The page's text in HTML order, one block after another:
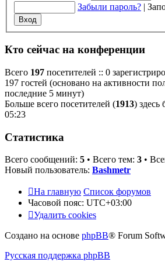
Забыли пароль? |
Кто сейчас на конференции
Всего 197 посетителей :: 0
197 гостей (основано на активности
последние 5 минут)
Больше всего посетителей (1913) здесь
05:23
Статистика
Всего сообщений: 5 • Всего тем: 3 •
Новый пользователь: Bashmetr
На главную Список форумов
Часовой пояс: UTC+03:00
Удалить cookies
Создано на основе phpBB® Forum
Русская поддержка phpBB